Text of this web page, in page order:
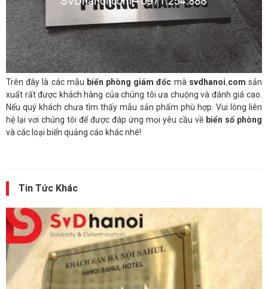
Trên đây là các mẫu biển phòng giám đốc mà svdhanoi.com sản
xuất rất được khách hàng của chúng tôi ưa chuộng và đánh giá cao.
Nếu quý khách chưa tìm thấy mẫu sản phẩm phù hợp. Vui lòng liên
hệ lại vơi chúng tôi để được đáp ứng mọi yêu cầu về biển số phòng
và các loại biển quảng cáo khác nhé!
Tin Tức Khác